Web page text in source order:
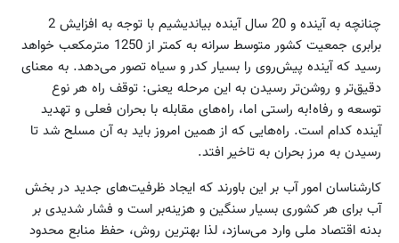
چنانچه به آینده و 20 سال آینده بیاندیشیم با توجه به افزایش 2
برابری جمعیت کشور متوسط سرانه به کمتر از 1250 مترمکعب خواهد
رسید که آینده پیش‌روی را بسیار کدر و سیاه تصور می‌دهد. به معنای
دقیق‌تر و روشن‌تر رسیدن به این مرحله یعنی: توقف راه هر نوع
توسعه و رفاه!به راستی اما، راه‌های مقابله با بحران فعلی و تهدید
آینده کدام است. راه‌هایی که از همین امروز باید به آن مسلح شد تا
رسیدن به مرز بحران به تاخیر افتد.
کارشناسان امور آب بر این باورند که ایجاد ظرفیت‌های جدید در بخش
آب برای هر کشوری بسیار سنگین و هزینه‌بر است و فشار شدیدی بر
بدنه اقتصاد ملی وارد می‌سازد، لذا بهترین روش، حفظ منابع محدود